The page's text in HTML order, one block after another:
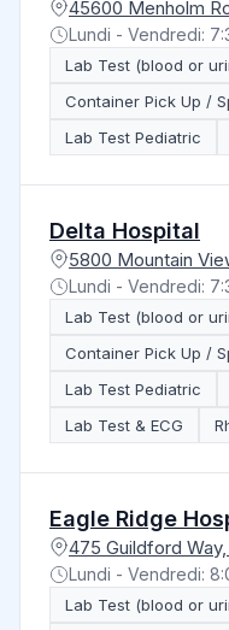
45600 Menholm
Lundi - Vendredi:
Lab Test (blood or
Container Pick Up /
Lab Test Pediatric
Delta Hospital
5800 Mountain
Lundi - Vendredi:
Lab Test (blood or
Container Pick Up /
Lab Test Pediatric
Lab Test & ECG
Eagle Ridge
475 Guildford
Lundi - Vendredi:
Lab Test (blood or